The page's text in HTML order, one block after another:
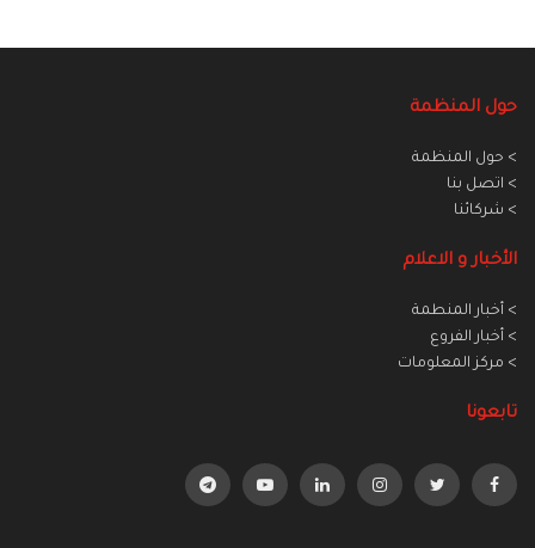
حول المنظمة
> حول المنظمة
> اتصل بنا
> شركائنا
الأخبار و الاعلام
> أخبار المنطمة
> أخبار الفروع
> مركز المعلومات
تابعونا